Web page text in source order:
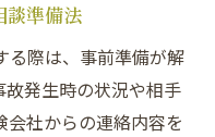
談準備法
る際は、事前準備が解
発生時の状況や相手
社からの連絡内容を